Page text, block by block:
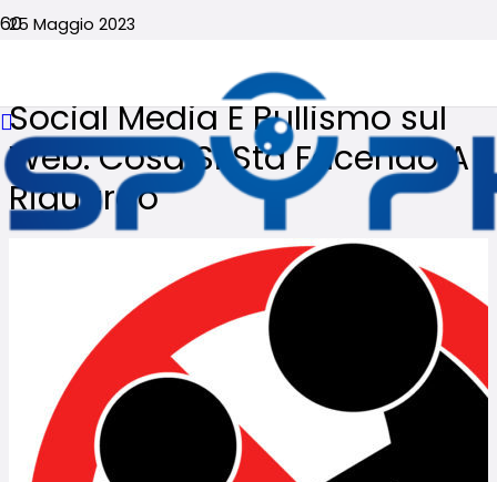
25 Maggio 2023
Social Media E Bullismo sul
Web. Cosa Si Sta Facendo A
Riguardo